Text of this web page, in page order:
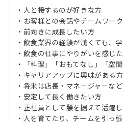
・人と接するのが好きな方
・お客様との会話やチームワー
・前向きに成長したい方
・飲食業界の経験が浅くても、
・飲食の仕事にやりがいを感じ
・「料理」「おもてなし」「空
・キャリアアップに興味がある方
・将来は店長・マネージャーな
・安定して長く働きたい方
・正社員として腰を据えて活躍
・人を育てたり、チームを引っ